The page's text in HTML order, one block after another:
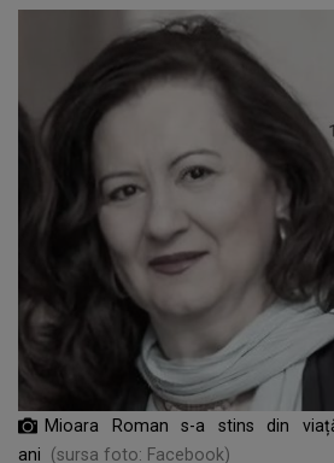
Mioara Roman s-a stins din
ani
(sursa foto: Facebook)